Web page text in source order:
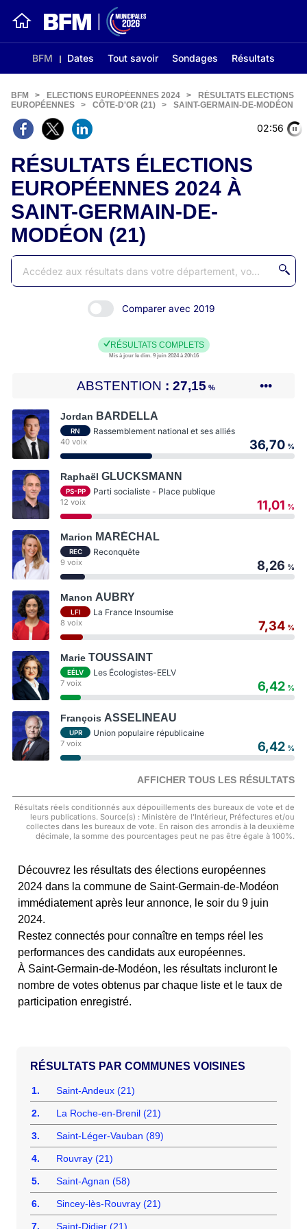
BFM Dates Tout savoir Sondages Résultats
02:56
BFM > ELECTIONS EUROPÉENNES 2024 >
RÉSULTATS ELECTIONS
EUROPÉENNES
> CÔTE-D'OR (21) > SAINT-GERMAIN-DE-MODÉON
RÉSULTATS ÉLECTIONS
EUROPÉENNES 2024 À
SAINT-GERMAIN-DE-
MODÉON (21)
Comparer avec 2019
RÉSULTATS COMPLETS
Mis à jour le dim. 9 juin 2024 à 20h16
ABSTENTION 27,15 % •••
Jordan BARDELLA
RN Rassemblement national et ses alliés
40 voix 36,70 %
Raphaël GLUCKSMANN
PS-PP Parti socialiste - Place publique
12 voix 11,01 %
Marion MARÉCHAL
REC Reconquête
9 voix 8,26 %
Manon AUBRY
LFI La France Insoumise
8 voix 7,34 %
Marie TOUSSAINT
EÉLV Les Écologistes-EELV
7 voix 6,42 %
François ASSELINEAU
UPR Union populaire républicaine
7 voix 6,42 %
AFFICHER TOUS LES RÉSULTATS
Résultats réels conditionnés aux dépouillements des bureaux de vote et de
leurs publications. Source(s) : Ministère de l'Intérieur, Préfectures et/ou
collectes dans les bureaux de vote. En raison des arrondis à la deuxième
décimale, la somme des pourcentages peut ne pas être égale à 100%.
Découvrez les résultats des élections européennes
2024 dans la commune de Saint-Germain-de-Modéon
immédiatement après leur annonce, le soir du 9 juin
2024.
Restez connectés pour connaître en temps réel les
performances des candidats aux européennes.
À Saint-Germain-de-Modéon, les résultats incluront le
nombre de votes obtenus par chaque liste et le taux de
participation enregistré.
COMMUNES VOISINES
1. Saint-Andeux (21)
2. La Roche-en-Brenil (21)
3. Saint-Léger-Vauban (89)
4. Rouvray (21)
5. Saint-Agnan (58)
6. Sincey-lès-Rouvray (21)
7. Saint-Didier (21)